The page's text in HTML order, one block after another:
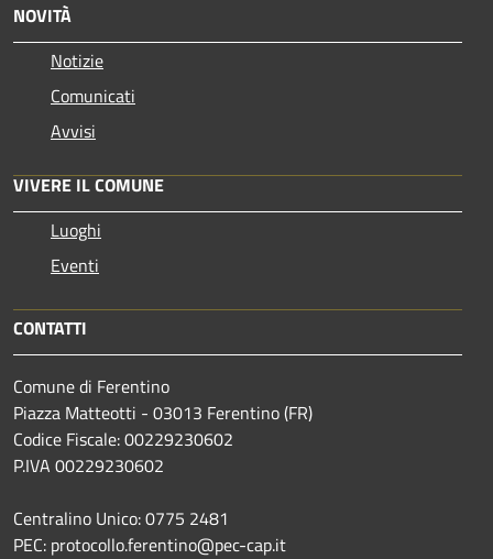
NOVITÀ
Notizie
Comunicati
Avvisi
VIVERE IL COMUNE
Luoghi
Eventi
CONTATTI
Comune di Ferentino
Piazza Matteotti - 03013 Ferentino (FR)
Codice Fiscale: 00229230602
P.IVA 00229230602
Centralino Unico: 0775 2481
PEC: protocollo.ferentino@pec-cap.it